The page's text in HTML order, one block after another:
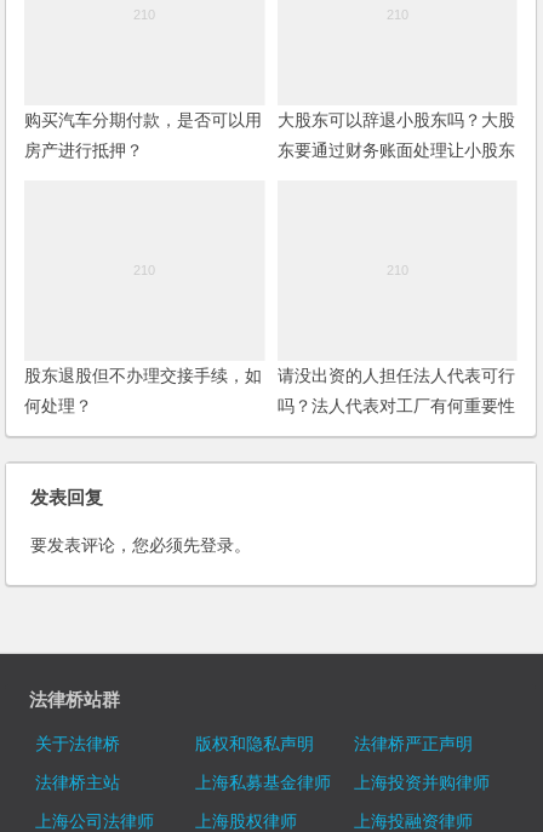
购买汽车分期付款，是否可以用
房产进行抵押？
大股东可以辞退小股东吗？大股
东要通过财务账面处理让小股东
股东退股但不办理交接手续，如
何处理？
请没出资的人担任法人代表可行
吗？法人代表对工厂有何重要性
及影响性？
发表回复
要发表评论，您必须先登录。
法律桥站群
关于法律桥 版权和隐私声明
法律桥严正声明
法律桥主站
上海私募基金律师
上海投资并购律师
上海公司法律师
上海股权律师
上海投融资律师